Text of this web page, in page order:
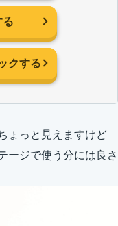
る
クする
ょっと見えますけど
ージで使う分には良さ